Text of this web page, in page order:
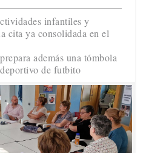
infantiles y
cita ya consolidada en el
además una tómbola
de futbito